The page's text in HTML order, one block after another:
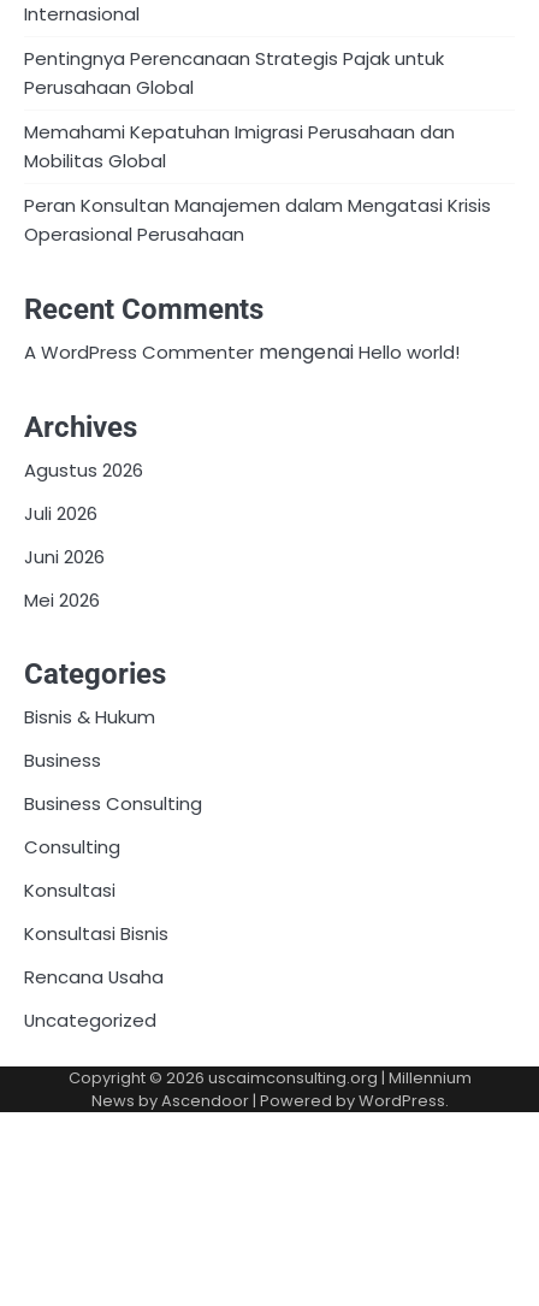
Internasional
Pentingnya Perencanaan Strategis Pajak untuk
Perusahaan Global
Memahami Kepatuhan Imigrasi Perusahaan dan
Mobilitas Global
Peran Konsultan Manajemen dalam Mengatasi Krisis
Operasional Perusahaan
Recent Comments
A WordPress Commenter mengenaiHello world!
Archives
Agustus 2026
Juli 2026
Juni 2026
Mei 2026
Categories
Bisnis & Hukum
Business
Business Consulting
Consulting
Konsultasi
Konsultasi Bisnis
Rencana Usaha
Uncategorized
Copyright © 2026 uscaimconsulting.org | Millennium
News byAscendoor| Powered byWordPress.